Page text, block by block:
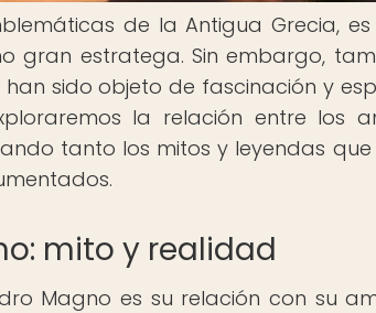
de la Antigua Grecia,
gran estratega. Sin embargo,
sido objeto de fascinación y
la relación entre los
tanto los mitos y leyendas
mito y realidad
Magno es su relación con su